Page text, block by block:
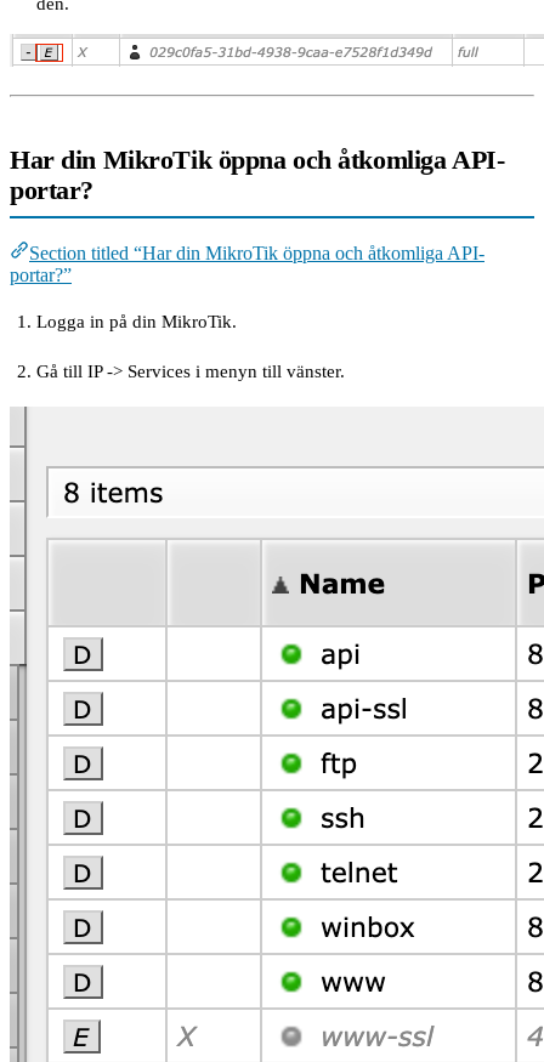
Har din MikroTik öppna och åtkomliga API-
portar?
Section titled “Har din MikroTik öppna och åtkomliga API-
portar?”
Logga in på din MikroTik.
Gå till IP -> Services i menyn till vänster.